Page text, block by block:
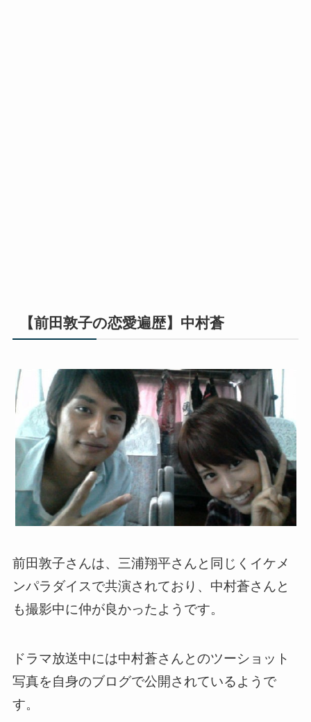
【前田敦子の恋愛遍歴】中村蒼
前田敦子さんは、三浦翔平さんと同じくイケメ
ンパラダイスで共演されており、中村蒼さんと
も撮影中に仲が良かったようです。
ドラマ放送中には中村蒼さんとのツーショット
写真を自身のブログで公開されているようで
す。